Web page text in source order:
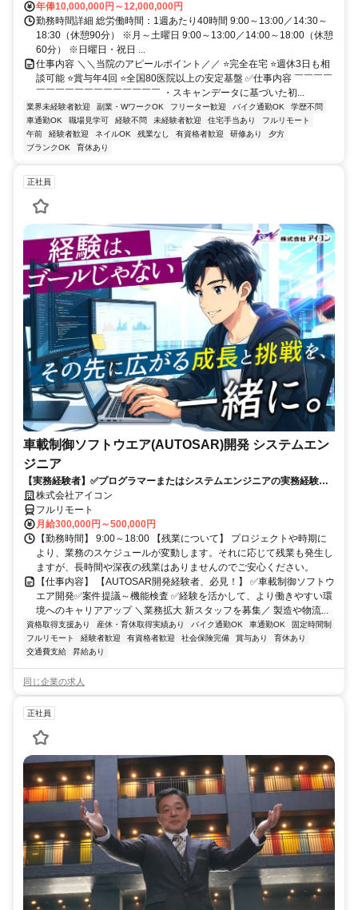
年俸10,000,000円～12,000,000円
勤務時間詳細 総労働時間：1週あたり40時間 9:00～13:00／14:30～
18:30（休憩90分） ※月～土曜日 9:00～13:00／14:00～18:00（休憩
60分） ※日曜日・祝日 ...
仕事内容 ＼＼当院のアピールポイント／／ ⭐完全在宅 ⭐週休3日も相
談可能 ⭐賞与年4回 ⭐全国80医院以上の安定基盤 ✅仕事内容 ￣￣￣￣
￣￣￣￣￣￣￣￣￣￣￣￣￣ ・スキャンデータに基づいた初...
業界未経験者歓迎 副業・WワークOK フリーター歓迎 バイク通勤OK
学歴不問
車通勤OK
職場見学可 経験不問 未経験者歓迎 住宅手当あり
フルリモート
午前
経験者歓迎 ネイルOK 残業なし 有資格者歓迎 研修あり
夕方
ブランクOK
育休あり
正社員
車載制御ソフトウエア(AUTOSAR)開発 システムエン
ジニア
【実務経験者】✅プログラマーまたはシステムエンジニアの実務経験✅C
言語の開発経験✅車載組込ソフトの開発経験✅AUTOSARコンフィグ設
計経験
株式会社アイコン
フルリモート
月給300,000円～500,000円
【勤務時間】 9:00～18:00 【残業について】 プロジェクトや時期に
より、業務のスケジュールが変動します。それに応じて残業も発生し
ますが、長時間や深夜の残業はありませんのでご安心ください。
【仕事内容】 【AUTOSAR開発経験者、必見！】 ✅車載制御ソフトウ
エア開発✅案件提議～機能検査 ✅経験を活かして、より働きやすい環
境へのキャリアアップ ＼業務拡大 新スタッフを募集／ 製造や物流...
資格取得支援あり 産休・育休取得実績あり バイク通勤OK 車通勤OK
固定時間制
フルリモート
経験者歓迎 有資格者歓迎 社会保険完備 賞与あり
育休あり
交通費支給
昇給あり
同じ企業の求人
正社員